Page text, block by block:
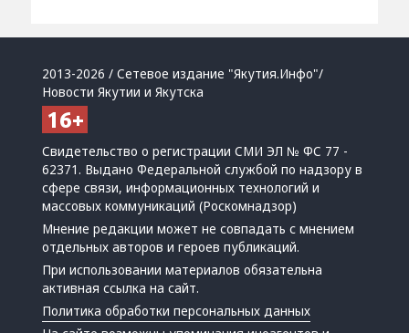
2013-2026 / Сетевое издание "Якутия.Инфо"/
Новости Якутии и Якутска
Свидетельство о регистрации СМИ ЭЛ № ФС 77 -
62371. Выдано Федеральной службой по надзору в
сфере связи, информационных технологий и
массовых коммуникаций (Роскомнадзор)
Мнение редакции может не совпадать с мнением
отдельных авторов и героев публикаций.
При использовании материалов обязательна
активная ссылка на сайт.
Политика обработки персональных данных